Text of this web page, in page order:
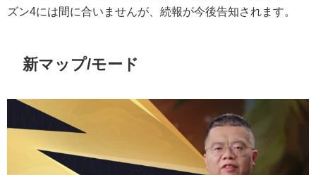
ズン4には間に合いませんが、続報が今後告知されます。
新マップ/モード